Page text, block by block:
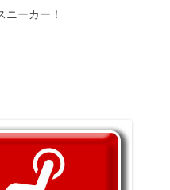
ニーカー！